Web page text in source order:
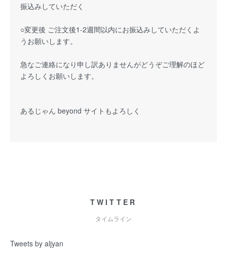
振込みしていただく
○変更後 ご注文後1-2週間以内にお振込みしていただくよ
うお願いします。
急なご連絡になり申し訳ありませんがどうぞご理解のほど
よろしくお願いします。
あるじゃん beyond サイトもよろしく
TWITTER
タイムライン
Tweets by aljyan